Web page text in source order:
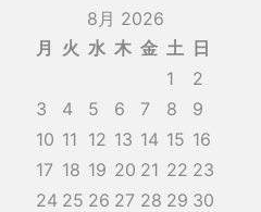
8月 2026
月
火 水 木 金 土 日
1
2
3
4 5 6 7 8
9
10 11 12 13 14 15 16
17 18 19 20 21 22 23
24 25 26 27 28 29 30